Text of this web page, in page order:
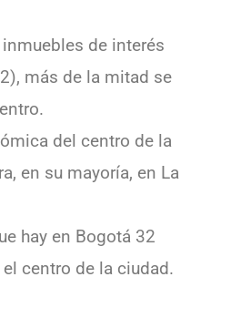
de interés
más de la mitad se
del centro de la
en su mayoría, en La
hay en Bogotá 32
centro de la ciudad.